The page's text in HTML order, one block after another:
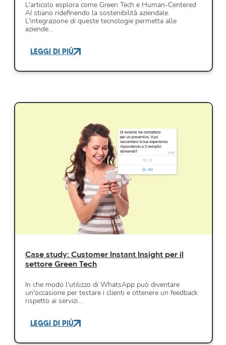
L'articolo esplora come Green Tech e Human-Centered
AI stiano ridefinendo la sostenibilità aziendale.
L'integrazione di queste tecnologie permetta alle
aziende…
LEGGI DI PIÙ
Case study: Customer Instant Insight per il
settore Green Tech
In che modo l'utilizzo di WhatsApp può diventare
un'occasione per testare i clienti e ottenere un feedback
rispetto ai servizi…
LEGGI DI PIÙ